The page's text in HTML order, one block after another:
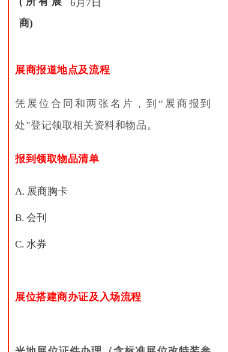
商)
6月7日
展商报道地点及流程
凭展位合同和两张名片，到“展商报到
处”登记领取相关资料和物品。
报到领取物品清单
A. 展商胸卡
B. 会刊
C. 水券
展位搭建商办证及入场流程